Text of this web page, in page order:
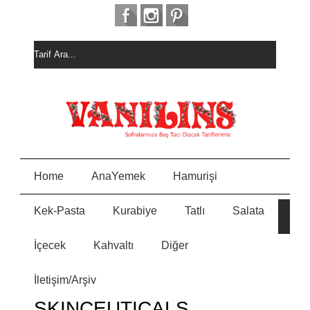
Home AnaYemek Hamurişi
Kek-Pasta Kurabiye Tatlı Salata
İçecek Kahvaltı Diğer
İletişim/Arşiv
HURM